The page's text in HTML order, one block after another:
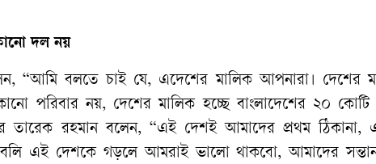
দল নয়
“আমি বলতে চাই যে, এদেশের মালিক আপনারা।
পরিবার নয়, দেশের মালিক হচ্ছে বাংলাদেশের ২০
তারেক রহমান বলেন, “এই দেশই আমাদের প্রথম ঠিকানা,
এই দেশকে গড়লে আমরাই ভালো থাকবো, আমাদের